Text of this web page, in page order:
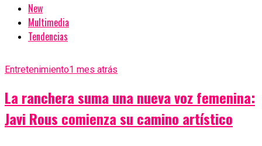
New
Multimedia
Tendencias
Entretenimiento1 mes atrás
La ranchera suma una nueva voz femenina:
Javi Rous comienza su camino artístico